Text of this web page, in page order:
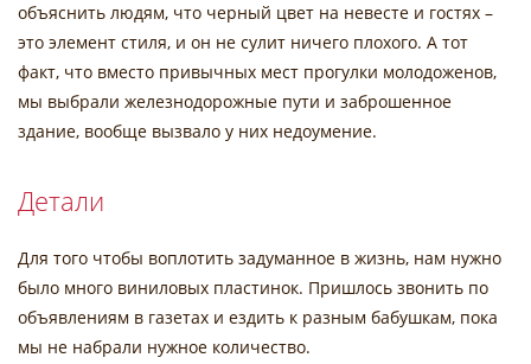
объяснить людям, что черный цвет на невесте и гостях –
это элемент стиля, и он не сулит ничего плохого. А тот
факт, что вместо привычных мест прогулки молодоженов,
мы выбрали железнодорожные пути и заброшенное
здание, вообще вызвало у них недоумение.
Детали
Для того чтобы воплотить задуманное в жизнь, нам нужно
было много виниловых пластинок. Пришлось звонить по
объявлениям в газетах и ездить к разным бабушкам, пока
мы не набрали нужное количество.